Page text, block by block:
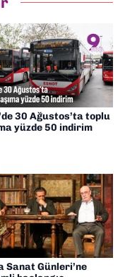
yapıyorum
30 Ağustos’ta toplu
yüzde 50 indirim
Sanat Günleri’ne